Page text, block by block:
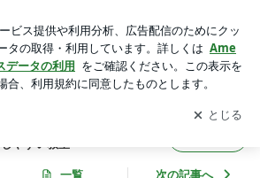
と休みもしやすい教室
して ブログの更新通知
を受け取りまし
開く
やすい教室
一覧 次の記事へ